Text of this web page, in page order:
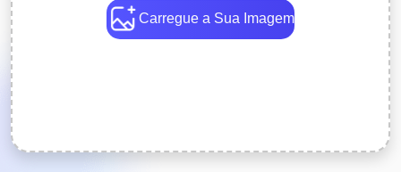
Carregue a Sua Imagem